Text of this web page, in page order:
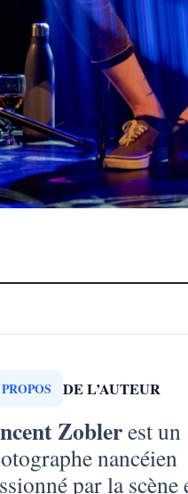
DE L’AUTEUR
Zoblerest un
nancéien
par la scène